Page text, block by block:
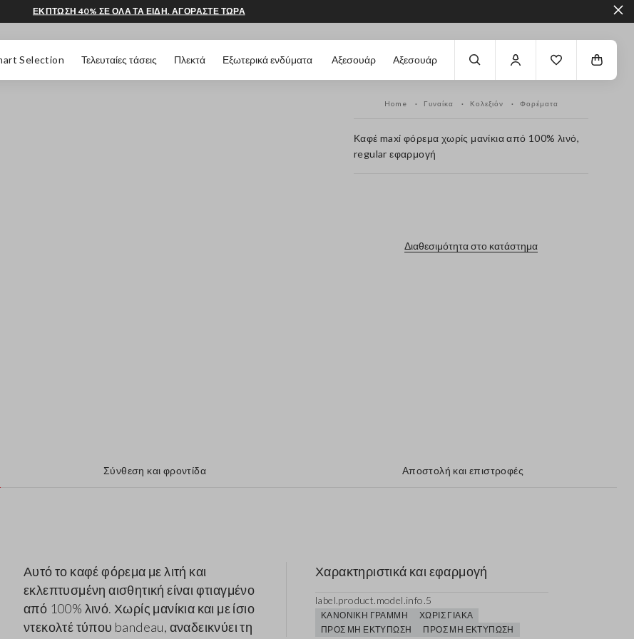
Selection Τελευταίες τάσεις Πλεκτά Εξωτερικά ενδύματα Αξεσουάρ Αξεσουάρ
ΕΚΠΤΩΣΗ 40% ΣΕ ΟΛΑ ΤΑ ΕΙΔΗ. ΑΓΟΡΑΣΤΕ ΤΩΡΑ
Home Γυναίκα Κολεξιόν Φορέματα
Καφέ maxi φόρεμα χωρίς μανίκια από 100% λινό,
regular εφαρμογή
Διαθεσιμότητα στο κατάστημα
Σύνθεση και φροντίδα Αποστολή και επιστροφές
Αυτό το καφέ φόρεμα με λιτή και
εκλεπτυσμένη αισθητική είναι φτιαγμένο
από 100% λινό. Χωρίς μανίκια και με ίσιο
ντεκολτέ τύπου bandeau, αναδεικνύει τη
Χαρακτηριστικά και εφαρμογή
label.product.model.info.5
ΚΑΝΟΝΙΚΉ ΓΡΑΜΜΉ
ΧΩΡΊΣ ΓΙΑΚΆ
ΠΡΟΣ ΜΗ ΕΚΤΎΠΩΣΗ
ΠΡΟΣ ΜΗ ΕΚΤΎΠΩΣΗ